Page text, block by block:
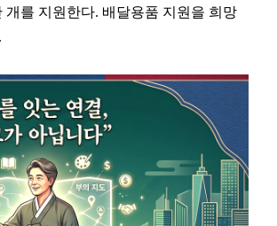
개를 지원한다. 배달용품 지원을 희망